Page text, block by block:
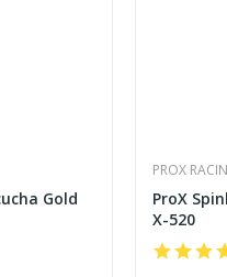
Gold
PROX
ProX
X-520